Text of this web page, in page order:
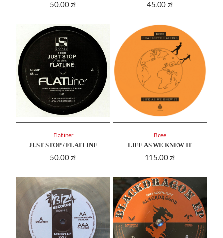
50.00 zł
45.00 zł
JUST STOP / FLATLINE
50.00 zł
Flatliner
LIFE AS WE KNEW IT
115.00 zł
Bcee